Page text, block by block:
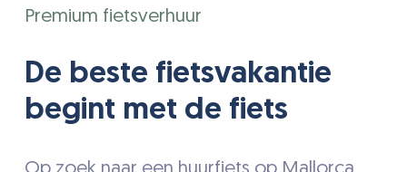
Premium fietsverhuur
De beste fietsvakantie
begint met de fiets